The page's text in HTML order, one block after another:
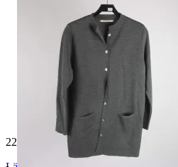
229 379 omdömen